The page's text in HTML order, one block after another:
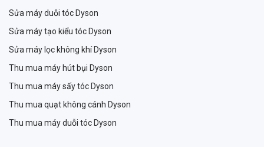
Sửa máy duỗi tóc Dyson
Sửa máy tạo kiểu tóc Dyson
Sửa máy lọc không khí Dyson
Thu mua máy hút bụi Dyson
Thu mua máy sấy tóc Dyson
Thu mua quạt không cánh Dyson
Thu mua máy duỗi tóc Dyson